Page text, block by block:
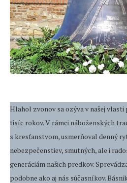
Hlahol zvonov sa ozýva v našej vlasti
tisíc rokov. V rámci náboženských
s kresťanstvom, usmerňoval denný
nebezpečenstiev, smutných, ale i
generáciám našich predkov.
podobne ako aj nás súčasníkov.